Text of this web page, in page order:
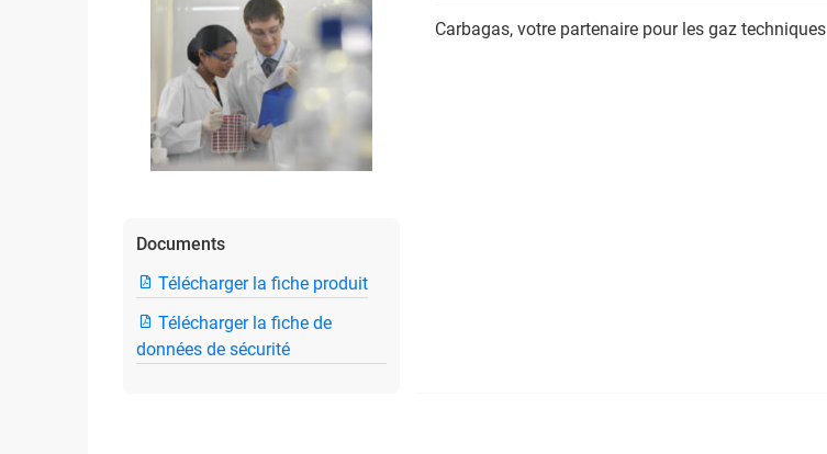
Documents
Télécharger la fiche produit
Télécharger la fiche de
données de sécurité
Carbagas, votre partenaire pour les gaz techniques